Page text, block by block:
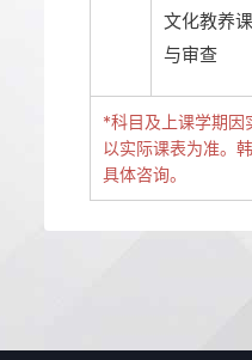
文化教养
与审查
*科目及上课学期因
以实际课表为准。
具体咨询。